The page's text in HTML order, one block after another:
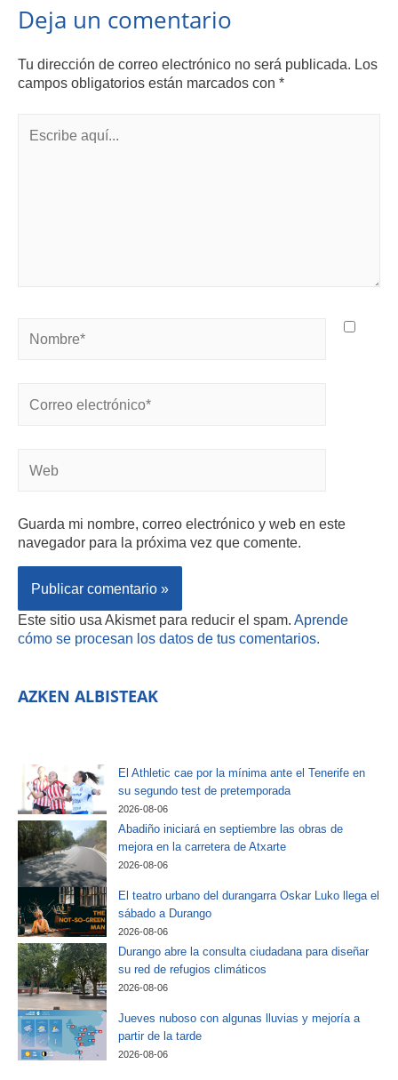
Deja un comentario
Tu dirección de correo electrónico no será publicada. Los
campos obligatorios están marcados con *
Guarda mi nombre, correo electrónico y web en este
navegador para la próxima vez que comente.
Este sitio usa Akismet para reducir el spam. Aprende
cómo se procesan los datos de tus comentarios.
AZKEN ALBISTEAK
El Athletic cae por la mínima ante el Tenerife en
su segundo test de pretemporada
2026-08-06
Abadiño iniciará en septiembre las obras de
mejora en la carretera de Atxarte
2026-08-06
El teatro urbano del durangarra Oskar Luko llega el
sábado a Durango
2026-08-06
Durango abre la consulta ciudadana para diseñar
su red de refugios climáticos
2026-08-06
Jueves nuboso con algunas lluvias y mejoría a
partir de la tarde
2026-08-06